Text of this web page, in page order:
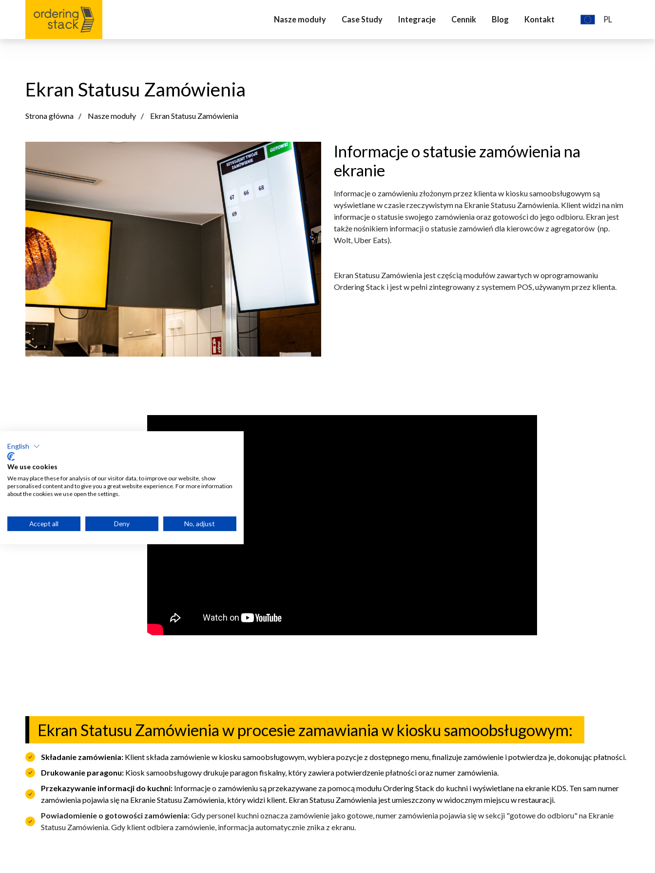
Nasze moduły Case Study Integracje Cennik Blog Kontakt
Polski
PL
Deutch
Ekran Statusu Zamówienia
Strona główna Nasze moduły Ekran Statusu Zamówienia
Informacje o statusie zamówienia na
ekranie
Informacje o zamówieniu złożonym przez klienta w kiosku samoobsługowym są
wyświetlane w czasie rzeczywistym na Ekranie Statusu Zamówienia. Klient widzi na nim
informacje o statusie swojego zamówienia oraz gotowości do jego odbioru. Ekran jest
także nośnikiem informacji o statusie zamówień dla kierowców z agregatorów (np.
Wolt, Uber Eats).
Ekran Statusu Zamówienia jest częścią modułów zawartych w oprogramowaniu
Ordering Stack i jest w pełni zintegrowany z systemem POS, używanym przez klienta.
Ekran Statusu Zamówienia w procesie zamawiania w kiosku samoobsługowym:
Składanie zamówienia: Klient składa zamówienie w kiosku samoobsługowym, wybiera pozycje z dostępnego menu, finalizuje zamówienie i potwierdza je, dokonując płatności.
Drukowanie paragonu: Kiosk samoobsługowy drukuje paragon fiskalny, który zawiera potwierdzenie płatności oraz numer zamówienia.
Przekazywanie informacji do kuchni: Informacje o zamówieniu są przekazywane za pomocą modułu Ordering Stack do kuchni i wyświetlane na ekranie KDS. Ten sam numer
zamówienia pojawia się na Ekranie Statusu Zamówienia, który widzi klient. Ekran Statusu Zamówienia jest umieszczony w widocznym miejscu w restauracji.
Powiadomienie o gotowości zamówienia:Gdy personel kuchni oznacza zamówienie jako gotowe, numer zamówienia pojawia się w sekcji "gotowe do odbioru" na Ekranie
Statusu Zamówienia. Gdy klient odbiera zamówienie, informacja automatycznie znika z ekranu.
English
We use cookies
We may place these for analysis of our visitor data, to improve our website, show
personalised content and to give you a great website experience. For more information
about the cookies we use open the settings.
Accept all Deny No, adjust